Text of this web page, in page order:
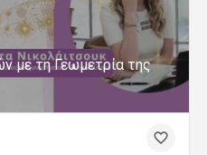
με τη Γεωμετρία της